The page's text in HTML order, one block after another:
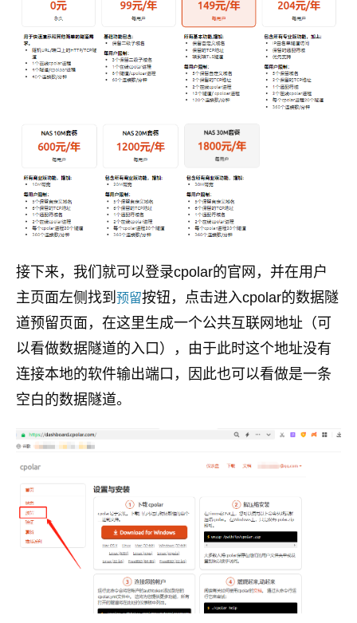
接下来，我们就可以登录cpolar的官网，并在用户
主页面左侧找到 预留按钮，点击进入cpolar的数据隧
道预留页面，在这里生成一个公共互联网地址（可
以看做数据隧道的入口），由于此时这个地址没有
连接本地的软件输出端口，因此也可以看做是一条
空白的数据隧道。